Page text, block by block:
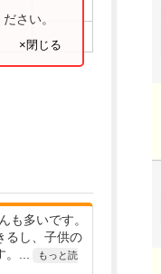
さい。
×閉じる
も多いです。
るし、子供の
...
もっと読